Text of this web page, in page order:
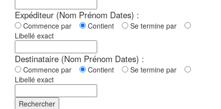
Expéditeur (Nom Prénom Dates) :
Commence par Contient
Se termine par
Libellé exact
Destinataire (Nom Prénom Dates) :
Commence par Contient
Se termine par
Libellé exact
Rechercher